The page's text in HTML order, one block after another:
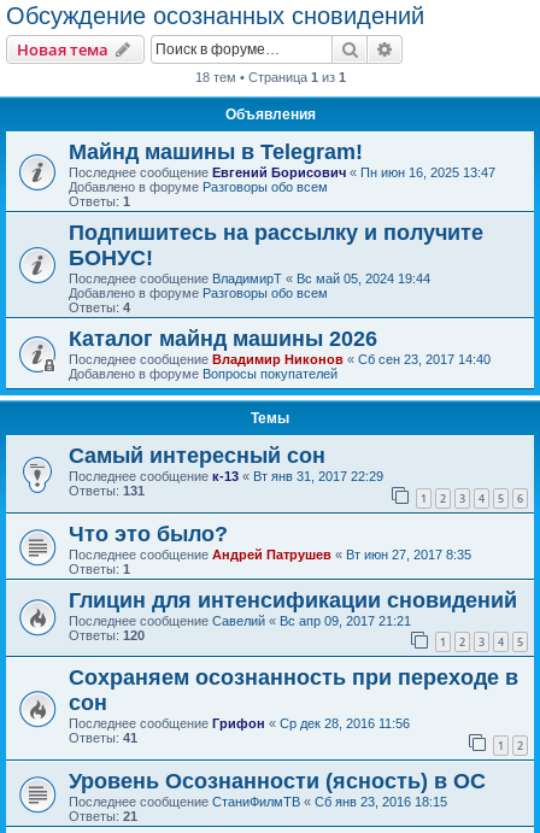
Обсуждение осознанных сновидений
Новая тема Поиск
18 тем • Страница 1 из 1
Объявления
Майнд машины в Telegram!
Последнее сообщение Евгений Борисович « Пн июн 16, 2025 13:47
Добавлено в форуме Разговоры обо всем
Ответы: 1
Подпишитесь на рассылку и получите
БОНУС!
Последнее сообщение ВладимирТ « Вс май 05, 2024 19:44
Добавлено в форуме Разговоры обо всем
Ответы: 4
Каталог майнд машины 2026
Последнее сообщение Владимир Никонов « Сб сен 23, 2017 14:40
Добавлено в форуме Вопросы покупателей
Темы
Самый интересный сон
Последнее сообщение к-13 « Вт янв 31, 2017 22:29
Ответы: 131 1 2 3 4 5 6
Что это было?
Последнее сообщение Андрей Патрушев « Вт июн 27, 2017 8:35
Ответы: 1
Глицин для интенсификации сновидений
Последнее сообщение Савелий « Вс апр 09, 2017 21:21
Ответы: 120 1 2 3 4 5
Сохраняем осознанность при переходе в
сон
Последнее сообщение Грифон « Ср дек 28, 2016 11:56
Ответы: 41 1 2
Уровень Осознанности (ясность) в ОС
Последнее сообщение СтаниФилмТВ « Сб янв 23, 2016 18:15
Ответы: 21